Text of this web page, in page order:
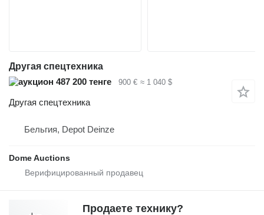
Другая спецтехника
487 200 тенге
900 € ≈ 1 040 $
Другая спецтехника
Бельгия, Depot Deinze
Dome Auctions
Продаете технику?